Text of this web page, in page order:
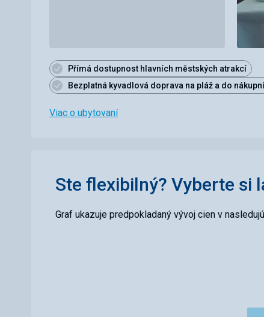
Přímá dostupnost hlavních městských atrakcí
Bezplatná kyvadlová doprava na pláž a do
Viac o ubytovaní
Ste flexibilný? Vyberte si
Graf ukazuje predpokladaný vývoj cien v